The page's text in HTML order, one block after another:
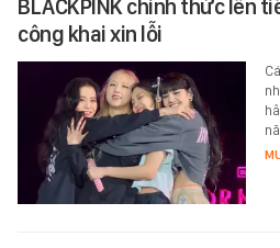
BLACKPINK chính thức lên
công khai xin lỗi